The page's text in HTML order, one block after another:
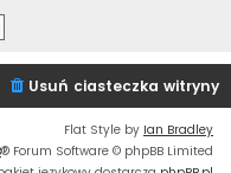
Usuń ciasteczka witryny
Flat Style by Ian Bradley
® Forum Software © phpBB Limited